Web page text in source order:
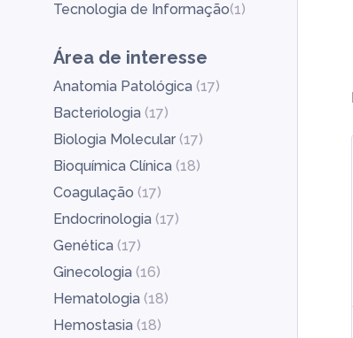
Tecnologia de Informação(1)
Área de interesse
Anatomia Patológica (17)
Bacteriologia (17)
Biologia Molecular (17)
Bioquímica Clínica (18)
Coagulação (17)
Endocrinologia (17)
Genética (17)
Ginecologia (16)
Hematologia (18)
Hemostasia (18)